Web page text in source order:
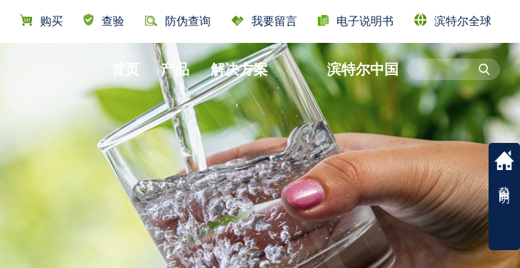
首页 产品
套装
解决方案 滨特尔中国
公司声明
UTILITY
NAVIGATION
购买 查验 防伪查询 我要留言 电子说明书 滨特尔全球